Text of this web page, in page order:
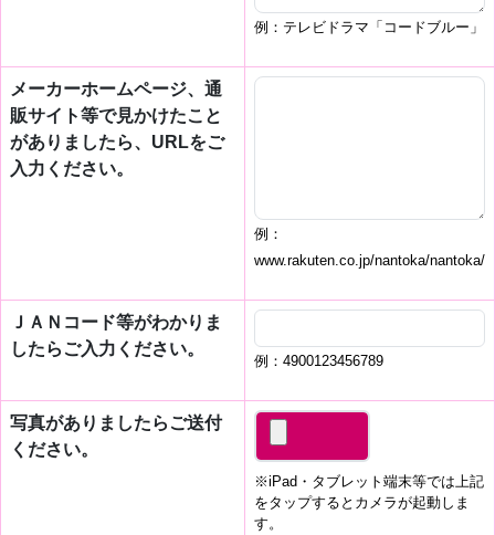
例：テレビドラマ「コードブルー」
メーカーホームページ、通
販サイト等で見かけたこと
がありましたら、URLをご
入力ください。
例：
www.rakuten.co.jp/nantoka/nantoka/
ＪＡＮコード等がわかりま
したらご入力ください。
例：4900123456789
写真がありましたらご送付
ください。
※iPad・タブレット端末等では上記
をタップするとカメラが起動しま
す。